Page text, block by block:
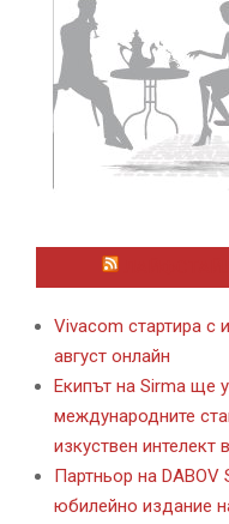
Vivacom стартира
август онлайн
Екипът на Sirma ще
международните
изкуствен интелект
Партньор на
юбилейно издание